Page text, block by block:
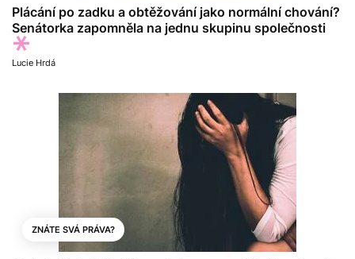
Plácání po zadku a obtěžování jako normální chování?
Senátorka zapomněla na jednu skupinu společnosti
Lucie Hrdá
ZNÁTE SVÁ PRÁVA?